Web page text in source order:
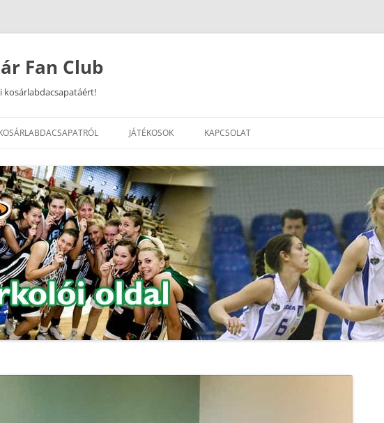
Fan Club
kosárlabdacsapatáért!
JÁTÉKOSOK KAPCSOLAT